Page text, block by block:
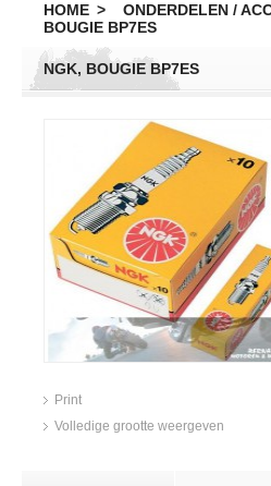
HOME > ONDERDELEN /
BOUGIE BP7ES
NGK, BOUGIE BP7ES
Print
Volledige grootte weergeven